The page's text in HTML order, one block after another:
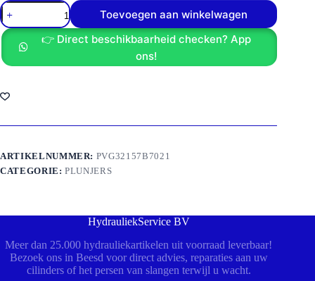
PVB
plunjer
25
L/min.
aantal
Toevoegen aan winkelwagen
👉 Direct beschikbaarheid checken? App
ons!
ARTIKELNUMMER: PVG32157B7021
CATEGORIE:PLUNJERS
HydrauliekService BV
Meer dan 25.000 hydrauliekartikelen uit voorraad leverbaar!
Bezoek ons in Beesd voor direct advies, reparaties aan uw
cilinders of het persen van slangen terwijl u wacht.